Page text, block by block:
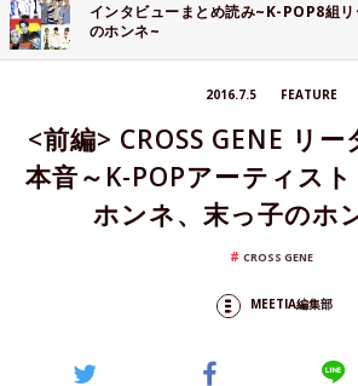
インタビューまとめ読み~K-POP8組
のホンネ~
2016.7.5 FEATURE
<前編> CROSS GENE リー
本音～K-POPアーティス
ホンネ、末っ子のホ
CROSS GENE
MEETIA編集部